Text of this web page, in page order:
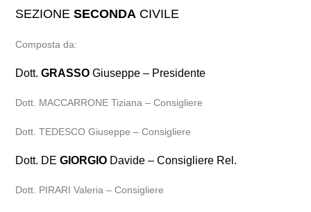
SEZIONESECONDA CIVILE
Composta da:
Dott.GRASSO Giuseppe – Presidente
Dott. MACCARRONE Tiziana – Consigliere
Dott. TEDESCO Giuseppe – Consigliere
Dott. DEGIORGIO Davide – Consigliere Rel.
Dott. PIRARI Valeria – Consigliere